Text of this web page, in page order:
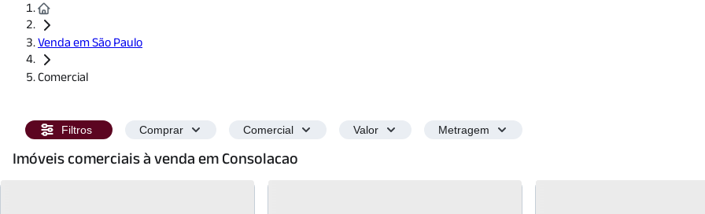
Venda em São Paulo
Comercial
Filtros Comprar Comercial Valor Metragem
Imóveis comerciais à venda em Consolacao